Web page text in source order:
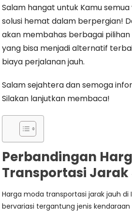
Salam hangat untuk Kamu
solusi hemat dalam berpergian!
akan membahas berbagai
yang bisa menjadi alternatif
biaya perjalanan jauh.
Salam sejahtera dan semoga
Silakan lanjutkan membaca!
Perbandingan
Transportasi Jarak
Harga moda transportasi jarak jauh di
bervariasi tergantung jenis